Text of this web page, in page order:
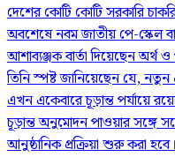
দেশের কোটি কোটি সরকারি
অবশেষে নবম জাতীয় পে-স্কেল
আশাব্যঞ্জক বার্তা দিয়েছেন অর্থ
তিনি স্পষ্ট জানিয়েছেন যে,
এখন একেবারে চূড়ান্ত পর্যায়ে
চূড়ান্ত অনুমোদন পাওয়ার সঙ্গে
আনুষ্ঠানিক প্রক্রিয়া শুরু করা হবে।